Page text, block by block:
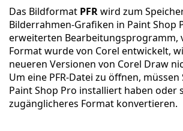
Das Bildformat PFRwird zum
Bilderrahmen-Grafiken in Paint Shop
erweiterten Bearbeitungsprogramm,
Format wurde von Corel entwickelt,
neueren Versionen von Corel Draw
Um eine PFR-Datei zu öffnen,
Paint Shop Pro installiert haben oder
zugänglicheres Format konvertieren.